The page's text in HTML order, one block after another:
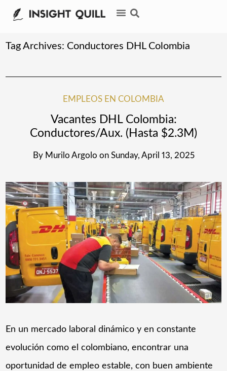
Tag Archives: Conductores DHL Colombia
EMPLEOS EN COLOMBIA
Vacantes DHL Colombia:
Conductores/Aux. (Hasta $2.3M)
By Murilo Argolo on Sunday, April 13, 2025
En un mercado laboral dinámico y en constante
evolución como el colombiano, encontrar una
oportunidad de empleo estable, con buen ambiente